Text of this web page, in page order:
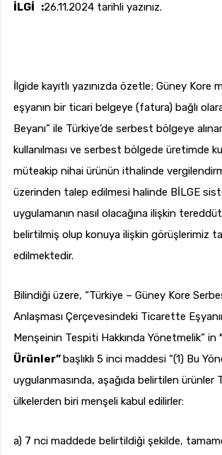
İLGİ :26.11.2024 tarihli yazınız.
İlgide kayıtlı yazınızda özetle; Güney Kore
eşyanın bir ticari belgeye (fatura) bağlı
Beyanı” ile Türkiye’de serbest bölgeye
kullanılması ve serbest bölgede üretimde
müteakip nihai ürünün ithalinde
üzerinden talep edilmesi halinde BİLGE
uygulamanın nasıl olacağına ilişkin
belirtilmiş olup konuya ilişkin görüşlerimiz
edilmektedir.
Bilindiği üzere, “Türkiye – Güney Kore
Anlaşması Çerçevesindeki Ticarette
Menşeinin Tespiti Hakkında Yönetmelik” in
Ürünler” başlıklı 5 inci maddesi “(1) Bu
uygulanmasında, aşağıda belirtilen ürünler
ülkelerden biri menşeli kabul edilirler:
a) 7 nci maddede belirtildiği şekilde,